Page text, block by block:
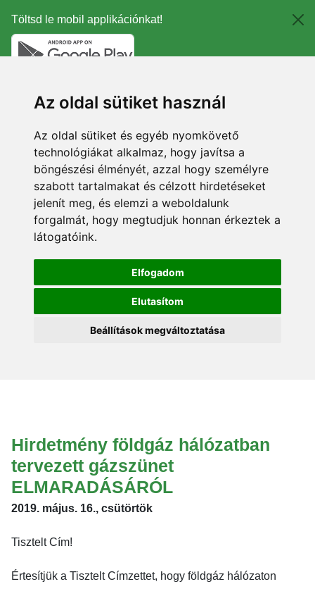
Töltsd le mobil applikációnkat!
Az oldal sütiket használ
Az oldal sütiket és egyéb nyomkövető
technológiákat alkalmaz, hogy javítsa a
böngészési élményét, azzal hogy személyre
szabott tartalmakat és célzott hirdetéseket
jelenít meg, és elemzi a weboldalunk
forgalmát, hogy megtudjuk honnan érkeztek a
látogatóink.
Elfogadom
Elutasítom
Beállítások megváltoztatása
Hirdetmény földgáz hálózatban
tervezett gázszünet
ELMARADÁSÁRÓL
2019. május. 16., csütörtök
Tisztelt Cím!
Értesítjük a Tisztelt Címzettet, hogy földgáz hálózaton